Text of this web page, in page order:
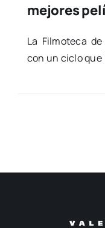
mejores
La Fil­mo­te­ca
con un ciclo que